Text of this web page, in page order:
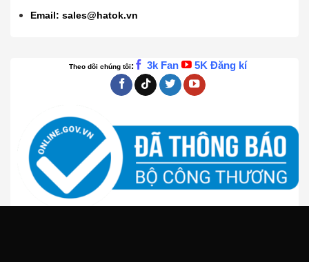
Email:sales@hatok.vn
Theo dõi chúng tôi: 3k Fan 5K Đăng kí